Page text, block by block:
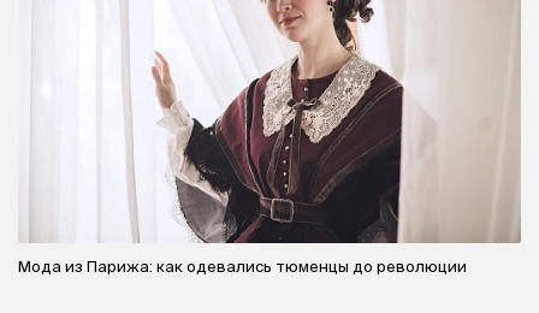
Мода из Парижа: как одевались тюменцы до революции